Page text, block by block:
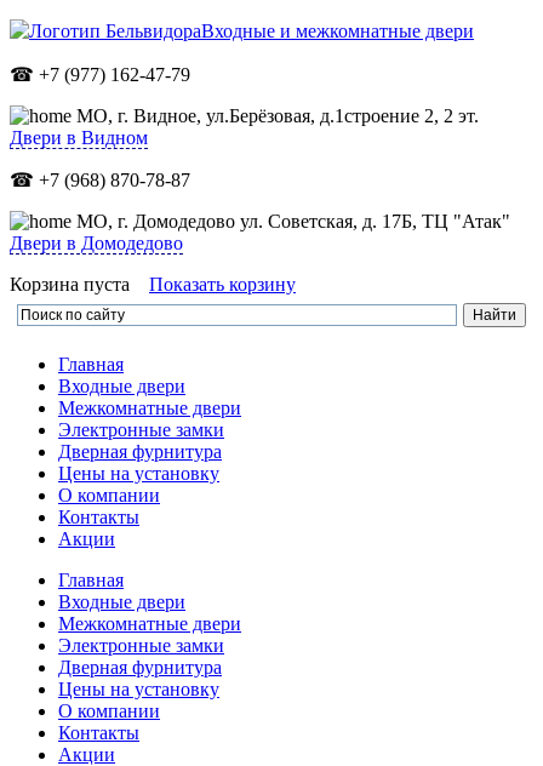
Входные и межкомнатные двери
☎ +7 (977) 162-47-79
МО, г. Видное, ул.Берёзовая, д.1строение 2, 2 эт.
Двери в Видном
☎ +7 (968) 870-78-87
МО, г. Домодедово ул. Советская, д. 17Б, ТЦ "Атак"
Двери в Домодедово
Корзина пуста
Показать корзину
Главная
Входные двери
Межкомнатные двери
Электронные замки
Дверная фурнитура
Цены на установку
О компании
Контакты
Акции
Главная
Входные двери
Межкомнатные двери
Электронные замки
Дверная фурнитура
Цены на установку
О компании
Контакты
Акции